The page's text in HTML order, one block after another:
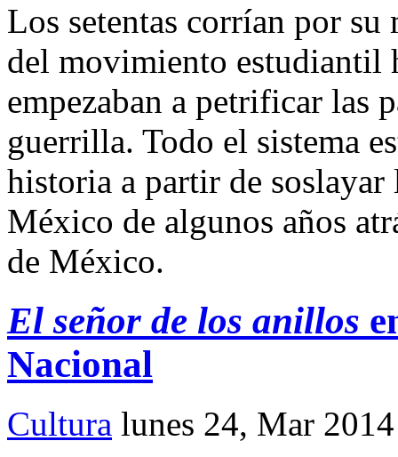
Los setentas corrían por
del movimiento estudiantil
empezaban a petrificar las
guerrilla. Todo el sistema
historia a partir de
México de algunos años
de México.
El señor de los anillos
Nacional
Cultura lunes 24, Mar 2014